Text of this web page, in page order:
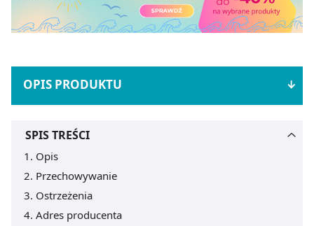
OPIS PRODUKTU
SPIS TREŚCI
Opis
Przechowywanie
Ostrzeżenia
Adres producenta